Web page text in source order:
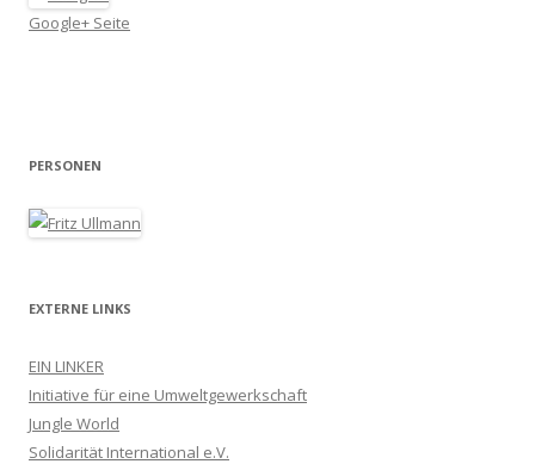
Google+ Seite
PERSONEN
EXTERNE LINKS
EIN LINKER
Initiative für eine Umweltgewerkschaft
Jungle World
Solidarität International e.V.